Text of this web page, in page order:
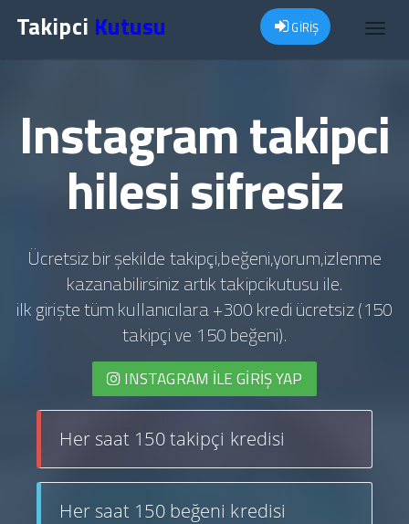
Takipci Kutusu GİRİŞ
Instagram takipci
hilesi sifresiz
Ücretsiz bir şekilde takipçi,beğeni,yorum,izlenme
kazanabilirsiniz artık takipcikutusu ile.
ilk girişte tüm kullanıcılara +300 kredi ücretsiz (150
takipçi ve 150 beğeni).
INSTAGRAM İLE GIRIŞ YAP
Her saat 150 takipçi kredisi
Her saat 150 beğeni kredisi